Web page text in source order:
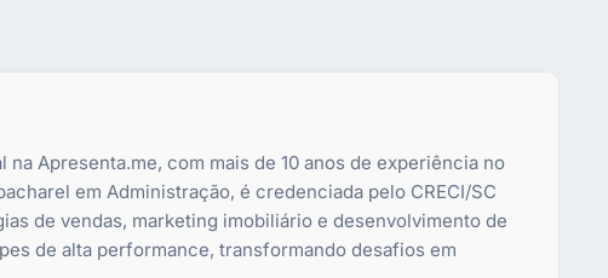
Apresenta.me, com mais de 10 anos de experiência no
em Administração, é credenciada pelo CRECI/SC
de vendas, marketing imobiliário e desenvolvimento de
de alta performance, transformando desafios em